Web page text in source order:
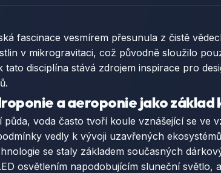
fascinace vesmírem přesunula z čistě
v mikrogravitaci, což původně sloužilo
tato disciplína stává zdrojem inspirace pro
a aeroponie jako
voda často tvoří koule vznášející se ve
vedly k vývoji uzavřených
se staly základem současných
osvětlením napodobujícím sluneční